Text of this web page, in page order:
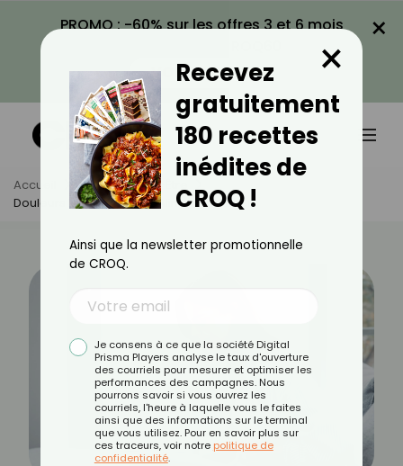
PROMO : -60% sur les offres 3 et 6 mois
VOIR LA PROMO
×
Accueil Actus
Bien-Être
Douleurs De Règles : Les Aliments À Éviter
Recevez
gratuitement
180 recettes
inédites de
CROQ !
×
Ainsi que la newsletter promotionnelle
de CROQ.
Je consens à ce que la société Digital
Prisma Players analyse le taux d'ouverture
des courriels pour mesurer et optimiser les
performances des campagnes. Nous
pourrons savoir si vous ouvrez les
courriels, l'heure à laquelle vous le faites
ainsi que des informations sur le terminal
que vous utilisez. Pour en savoir plus sur
ces traceurs, voir notre politique de
confidentialité.